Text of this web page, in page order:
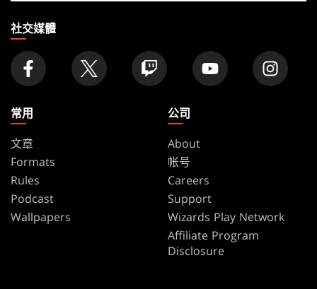
家
社交媒體
常用
文章
Formats
Rules
Podcast
Wallpapers
公司
About
帐号
Careers
Support
Wizards Play Network
Affiliate Program
Disclosure